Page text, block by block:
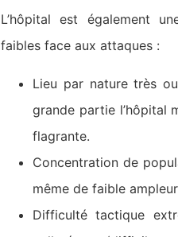
L’hôpital est également
faibles face aux attaques :
Lieu par nature très
grande partie l’hôpital
flagrante.
Concentration de
même de faible
Difficulté tactique